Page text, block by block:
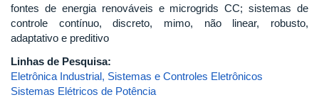
fontes de energia renováveis e microgrids CC; sistemas de
controle contínuo, discreto, mimo, não linear, robusto,
adaptativo e preditivo
Linhas de Pesquisa:
Eletrônica Industrial, Sistemas e Controles Eletrônicos
Sistemas Elétricos de Potência